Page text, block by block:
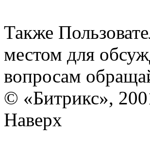
Также
местом для
вопросам
© «Битрикс»,
Наверх